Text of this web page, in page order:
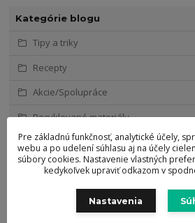
Kategórie blogu
Tipy a triky
Recepty
Akcie/Spolupráce
Recyklované materiály
Ocenenia
grilovanie party maso leto
Pre základnú funkčnosť, analytické účely,
webu a po udelení súhlasu aj na účely
súbory cookies. Nastavenie vlastných
kedykoľvek upraviť odkazom v
Nastavenia